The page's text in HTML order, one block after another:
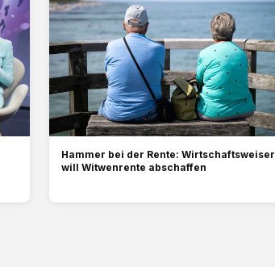
Hammer bei der Rente: Wirtschaftsweiser
will Witwenrente abschaffen